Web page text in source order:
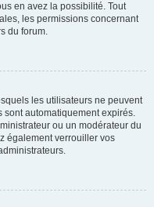
en avez la possibilité. Tout
les permissions concernant
du forum.
les utilisateurs ne peuvent
automatiquement expirés.
ou un modérateur du
également verrouiller vos